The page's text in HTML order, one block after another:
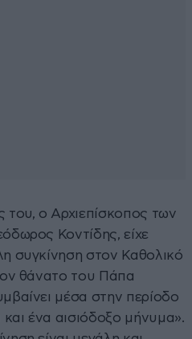
του, ο Αρχιεπίσκοπος των
Κοντίδης, είχε
συγκίνηση στον Καθολικό
θάνατο του Πάπα
μέσα στην περίοδο
ένα αισιόδοξο μήνυμα».